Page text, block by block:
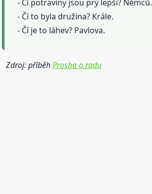
- Čí potraviny jsou prý lepší? Němců.
- Čí to byla družina? Krále.
- Čí je to láhev? Pavlova.
Zdroj: příběhProsba o radu